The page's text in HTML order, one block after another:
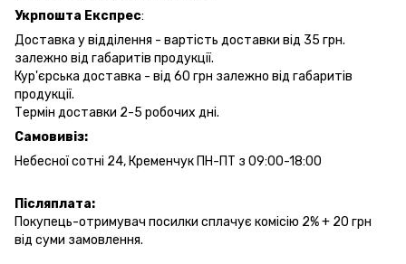
Укрпошта Експрес:
Доставка у відділення - вартість доставки від 35 грн.
залежно від габаритів продукції.
Кур'єрська доставка - від 60 грн залежно від габаритів
продукції.
Термін доставки 2-5 робочих дні.
Самовивіз:
Небесної сотні 24, Кременчук ПН-ПТ з 09:00-18:00
Післяплата:
Покупець-отримувач посилки сплачує комісію 2% + 20 грн
від суми замовлення.